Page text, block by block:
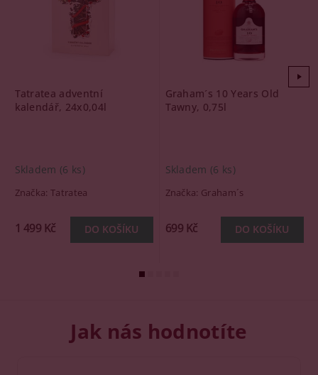
Tatratea adventní
kalendář, 24x0,04l
Skladem (6 ks)
Značka:Tatratea
1 499 Kč
Graham´s 10 Years Old
Tawny, 0,75l
Skladem (6 ks)
Značka: Graham´s
699 Kč
Jak nás hodnotíte